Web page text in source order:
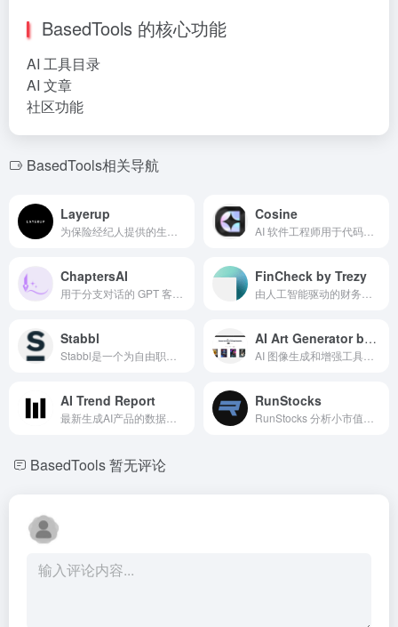
BasedTools 的核心功能
AI 工具目录
AI 文章
社区功能
BasedTools相关导航
Layerup Cosine
ChaptersAI FinCheck by Trezy
Stabbl AI Art Generator by Enhance AI
AI Trend Report RunStocks
BasedTools暂无评论